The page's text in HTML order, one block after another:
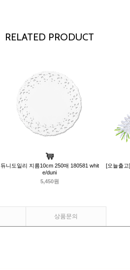
RELATED PRODUCT
듀니도일리 지름10cm 250매 180581 whit
e/duni
5,450원
[오늘출
상품문의